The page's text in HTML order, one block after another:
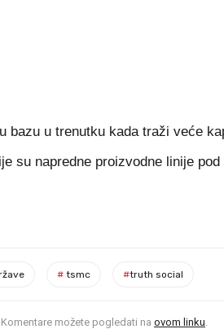
bazu u trenutku kada traži veće
su napredne proizvodne linije
# tsmc #truth social
Komentare možete pogledati na ovom linku.